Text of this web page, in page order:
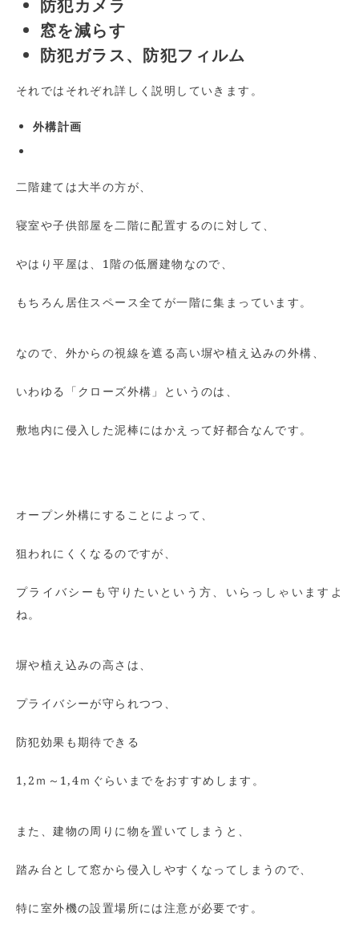
防犯カメラ
窓を減らす
防犯ガラス、防犯フィルム
それではそれぞれ詳しく説明していきます。
外構計画
二階建ては大半の方が、
寝室や子供部屋を二階に配置するのに対して、
やはり平屋は、1階の低層建物なので、
もちろん居住スペース全てが一階に集まっています。
なので、外からの視線を遮る高い塀や植え込みの外構、
いわゆる「クローズ外構」というのは、
敷地内に侵入した泥棒にはかえって好都合なんです。
オープン外構にすることによって、
狙われにくくなるのですが、
プライバシーも守りたいという方、いらっしゃいますよ
ね。
塀や植え込みの高さは、
プライバシーが守られつつ、
防犯効果も期待できる
1,2ｍ～1,4ｍぐらいまでをおすすめします。
また、建物の周りに物を置いてしまうと、
踏み台として窓から侵入しやすくなってしまうので、
特に室外機の設置場所には注意が必要です。